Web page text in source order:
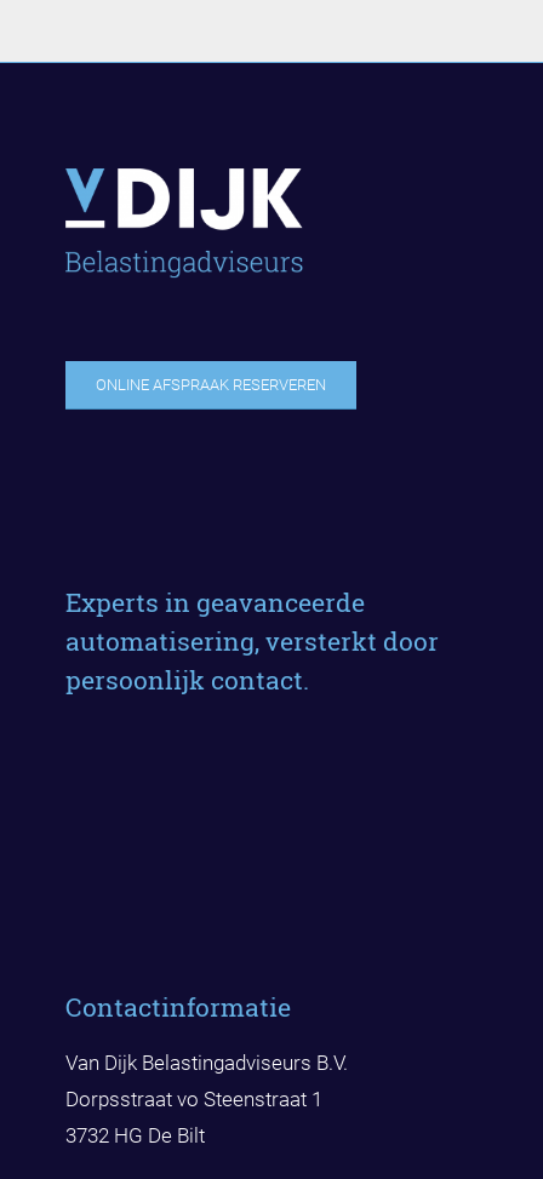
ONLINE AFSPRAAK RESERVEREN
Experts in geavanceerde
automatisering, versterkt door
persoonlijk contact.
Contactinformatie
Van Dijk Belastingadviseurs B.V.
Dorpsstraat vo Steenstraat 1
3732 HG De Bilt